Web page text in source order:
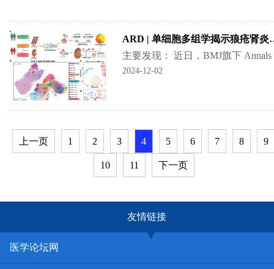
ARD | 单细胞多组学揭示狼
2024-12-02
上一页 1 2 3 4 5 6 7 8 9
10 11 下一页
友情链接
医学论坛网